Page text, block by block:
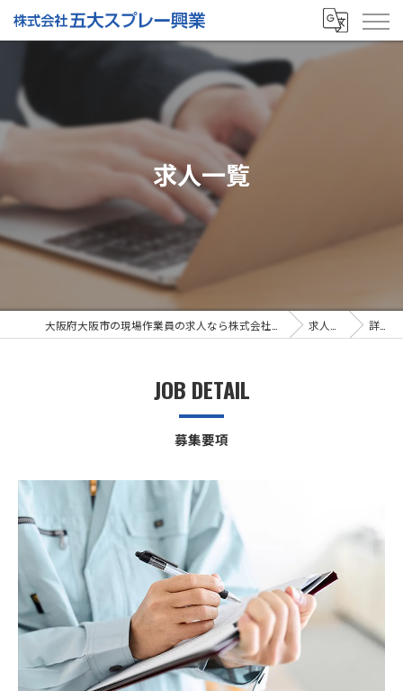
求人一覧
求人一覧 詳細
募集要項
JOB DETAIL